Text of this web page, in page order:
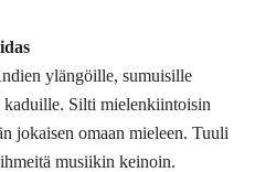
ylängöille, sumuisille
Silti mielenkiintoisin
jokaisen omaan mieleen. Tuuli
musiikin keinoin.